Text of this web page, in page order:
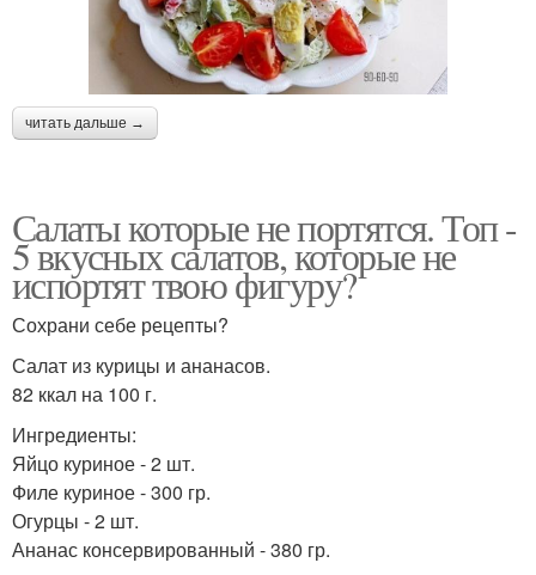
читать дальше →
Салаты которые не портятся. Топ -
5 вкусных салатов, которые не
испортят твою фигуру?
Сохрани себе рецепты?
Салат из курицы и ананасов.
82 ккал на 100 г.
Ингредиенты:
Яйцо куриное - 2 шт.
Филе куриное - 300 гр.
Огурцы - 2 шт.
Ананас консервированный - 380 гр.